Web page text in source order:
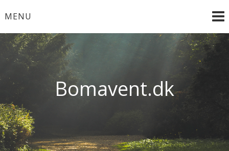
toMENU
Bomavent.dk